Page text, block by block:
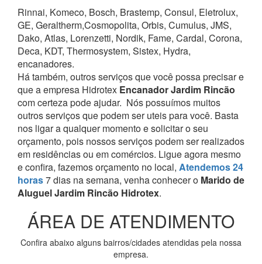
Rinnai, Komeco, Bosch, Brastemp, Consul, Eletrolux,
GE, Geraltherm,Cosmopolita, Orbis, Cumulus, JMS,
Dako, Atlas, Lorenzetti, Nordik, Fame, Cardal, Corona,
Deca, KDT, Thermosystem, Sistex, Hydra,
encanadores.
Há também, outros serviços que você possa precisar e
que a empresa Hidrotex Encanador Jardim Rincão
com certeza pode ajudar. Nós possuímos muitos
outros serviços que podem ser uteis para você. Basta
nos ligar a qualquer momento e solicitar o seu
orçamento, pois nossos serviços podem ser realizados
em residências ou em comércios. Ligue agora mesmo
e confira, fazemos orçamento no local, Atendemos 24
horas7 dias na semana, venha conhecer o Marido de
Aluguel Jardim Rincão Hidrotex.
ÁREA DE ATENDIMENTO
Confira abaixo alguns bairros/cidades atendidas pela nossa
empresa.